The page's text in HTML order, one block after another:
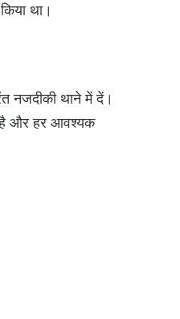
था।
नजदीकी थाने में दें।
है और हर आवश्यक